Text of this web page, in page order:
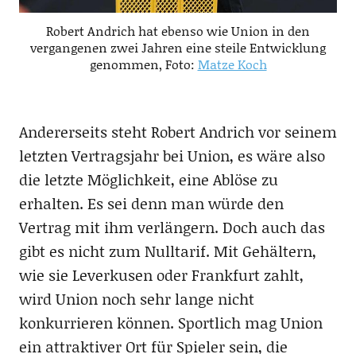
Robert Andrich hat ebenso wie Union in den
vergangenen zwei Jahren eine steile Entwicklung
genommen, Foto: Matze Koch
Andererseits steht Robert Andrich vor seinem
letzten Vertragsjahr bei Union, es wäre also
die letzte Möglichkeit, eine Ablöse zu
erhalten. Es sei denn man würde den
Vertrag mit ihm verlängern. Doch auch das
gibt es nicht zum Nulltarif. Mit Gehältern,
wie sie Leverkusen oder Frankfurt zahlt,
wird Union noch sehr lange nicht
konkurrieren können. Sportlich mag Union
ein attraktiver Ort für Spieler sein, die